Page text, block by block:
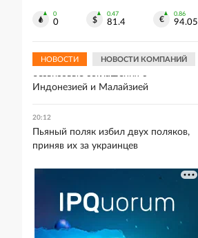
0
0
0.47
81.4
0.86
94.05
НОВОСТИ НОВОСТИ КОМПАНИЙ
которого награждал Залужный
МЭР: РФ рассчитывает заключить
безвизовые соглашения с
Индонезией и Малайзией
20:12
Пьяный поляк избил двух поляков,
приняв их за украинцев